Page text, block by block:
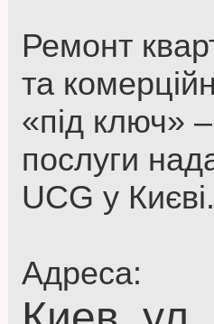
Ремонт
та
«під ключ»
послуги
UCG у Києві.
Адреса: